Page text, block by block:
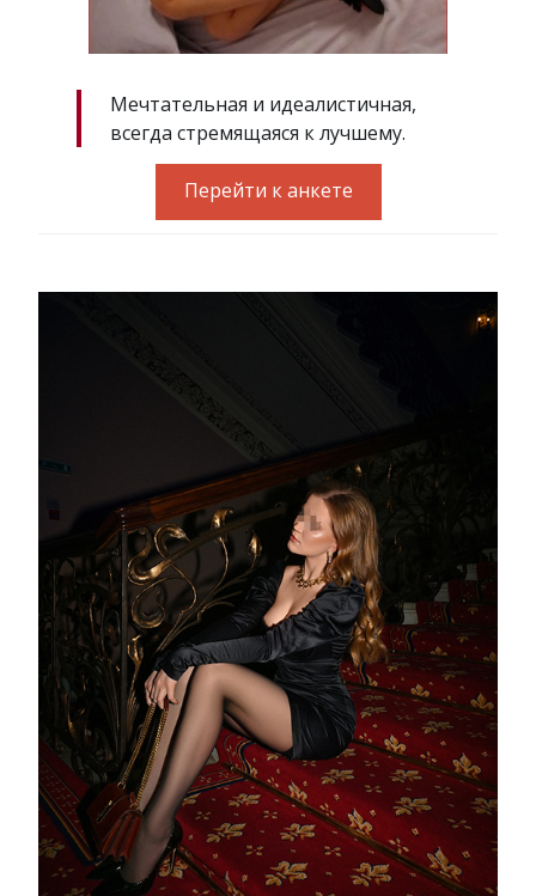
Мечтательная и идеалистичная,
всегда стремящаяся к лучшему.
Перейти к анкете